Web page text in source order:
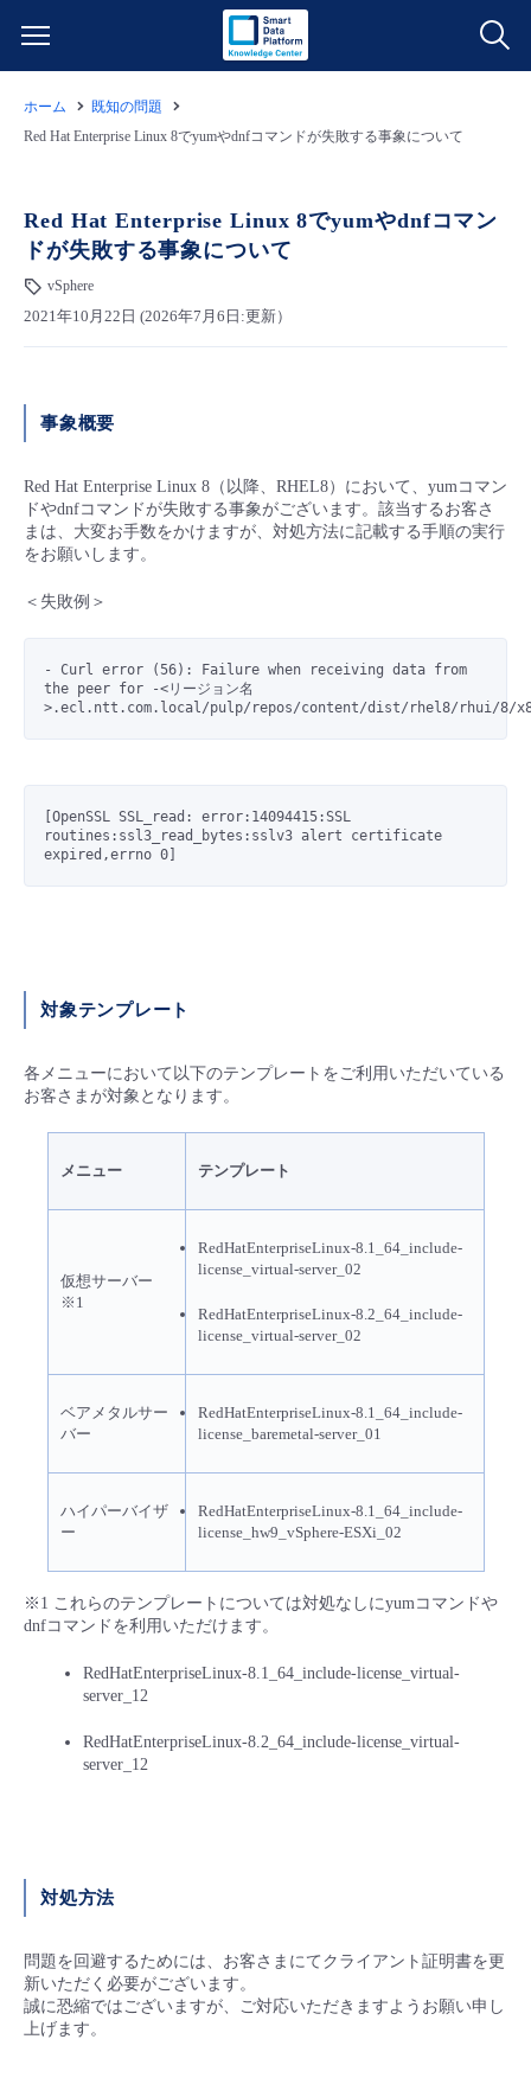
サービス一覧
クラウド/サーバー
ネットワーク
サポート
すべてのメニューを見る
データ利活用
クラウド/サーバー
モニタリング/監査
管理機能
料金情報
料金シミュレーター
ネットワーク
モニタリング/監査
ご利用開始ガイド
■ セットアップガイド
- 新規お申し込み方法
- 初期設定・確認
- ユーザー機能の管理
- 登録情報の管理
- Flexible InterConnect
- Flexible Remote Access
- セキュリティ・監査
- マルチクラウド利用
- リモートワーク
- ITインフラストラクチャー
サービス稼働状況
メンテナンス予定
販売パートナー向けプログラム
協業パートナー
ホーム
既知の問題
Red Hat Enterprise Linux 8でyumやdnfコマンドが失敗する事象について
Red Hat Enterprise Linux 8でyumやdnfコマン
ドが失敗する事象について
vSphere
2021年10月22日 (2026年7月6日:更新）
事象概要
Red Hat Enterprise Linux 8（以降、RHEL8）において、yumコマン
ドやdnfコマンドが失敗する事象がございます。該当するお客さ
まは、大変お手数をかけますが、対処方法に記載する手順の実行
をお願いします。
＜失敗例＞
- Curl error (56): Failure when receiving data from
the peer for -<リージョン名
[OpenSSL SSL_read: error:14094415:SSL
routines:ssl3_read_bytes:sslv3 alert certificate
expired,errno 0]
対象テンプレート
各メニューにおいて以下のテンプレートをご利用いただいている
お客さまが対象となります。
メニュー テンプレート
仮想サーバー
※1
RedHatEnterpriseLinux-8.1_64_include-
license_virtual-server_02
RedHatEnterpriseLinux-8.2_64_include-
license_virtual-server_02
ベアメタルサー
バー
RedHatEnterpriseLinux-8.1_64_include-
license_baremetal-server_01
ハイパーバイザ
ー
RedHatEnterpriseLinux-8.1_64_include-
license_hw9_vSphere-ESXi_02
※1 これらのテンプレートについては対処なしにyumコマンドや
dnfコマンドを利用いただけます。
RedHatEnterpriseLinux-8.1_64_include-license_virtual-
server_12
RedHatEnterpriseLinux-8.2_64_include-license_virtual-
server_12
対処方法
問題を回避するためには、お客さまにてクライアント証明書を更
新いただく必要がございます。
誠に恐縮ではございますが、ご対応いただきますようお願い申し
上げます。